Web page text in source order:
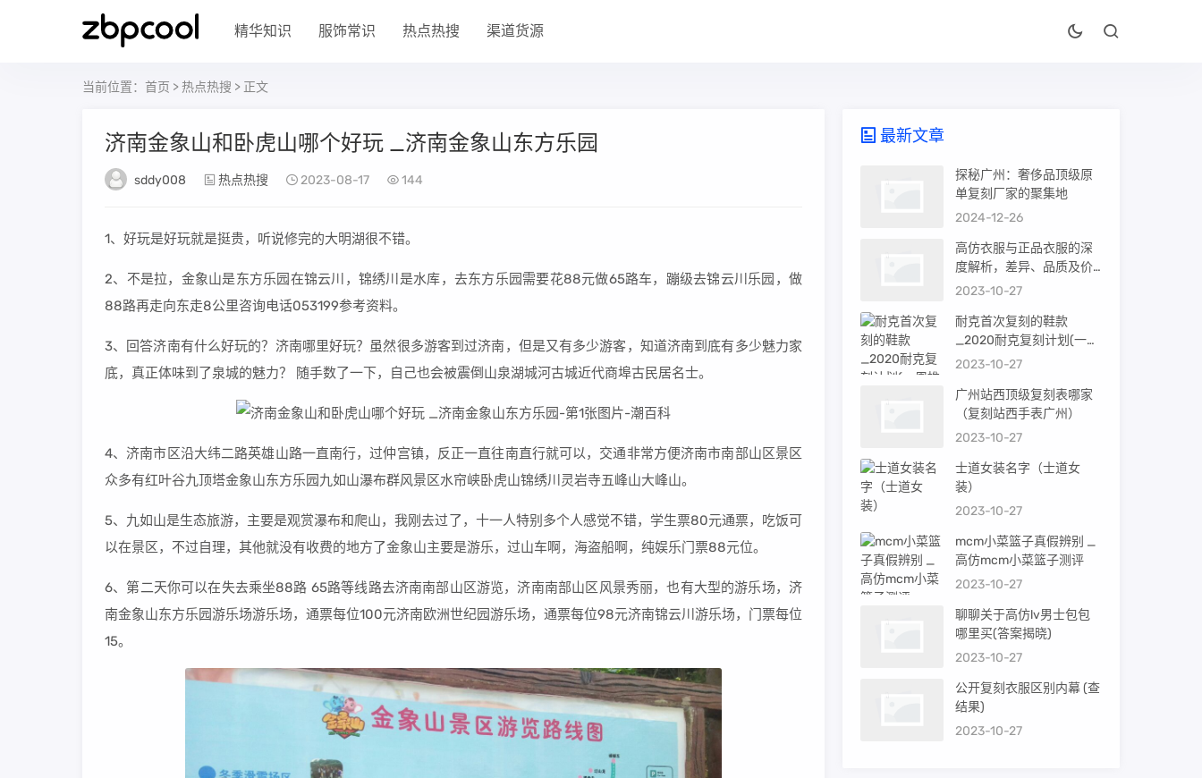
精华知识 服饰常识 热点热搜 渠道货源
当前位置： 首页 >热点热搜 > 正文
济南金象山和卧虎山哪个好玩 _济南金象山东方乐园
sddy008 热点热搜 2023-08-17 144
1、好玩是好玩就是挺贵，听说修完的大明湖很不错。
2、不是拉，金象山是东方乐园在锦云川，锦绣川是水库，去东方乐园需要花88元做65路车，蹦级去锦云川乐园，做
88路再走向东走8公里咨询电话053199参考资料。
3、回答济南有什么好玩的？济南哪里好玩？虽然很多游客到过济南，但是又有多少游客，知道济南到底有多少魅力家
底，真正体味到了泉城的魅力？ 随手数了一下，自己也会被震倒山泉湖城河古城近代商埠古民居名士。
4、济南市区沿大纬二路英雄山路一直南行，过仲宫镇，反正一直往南直行就可以，交通非常方便济南市南部山区景区
众多有红叶谷九顶塔金象山东方乐园九如山瀑布群风景区水帘峡卧虎山锦绣川灵岩寺五峰山大峰山。
5、九如山是生态旅游，主要是观赏瀑布和爬山，我刚去过了，十一人特别多个人感觉不错，学生票80元通票，吃饭可
以在景区，不过自理，其他就没有收费的地方了金象山主要是游乐，过山车啊，海盗船啊，纯娱乐门票88元位。
6、第二天你可以在失去乘坐88路 65路等线路去济南南部山区游览，济南南部山区风景秀丽，也有大型的游乐场，济
南金象山东方乐园游乐场游乐场，通票每位100元济南欧洲世纪园游乐场，通票每位98元济南锦云川游乐场，门票每位
15。
最新文章
探秘广州：奢侈品顶级原
单复刻厂家的聚集地
2024-12-26
高仿衣服与正品衣服的深
度解析，差异、品质及价
值
2023-10-27
耐克首次复刻的鞋款
_2020耐克复刻计划(一周
推荐)
2023-10-27
广州站西顶级复刻表哪家
（复刻站西手表广州）
2023-10-27
士道女装名字（士道女
装）
2023-10-27
mcm小菜篮子真假辨别 _
高仿mcm小菜篮子测评
2023-10-27
聊聊关于高仿lv男士包包
哪里买(答案揭晓)
2023-10-27
公开复刻衣服区别内幕 (查
结果)
2023-10-27